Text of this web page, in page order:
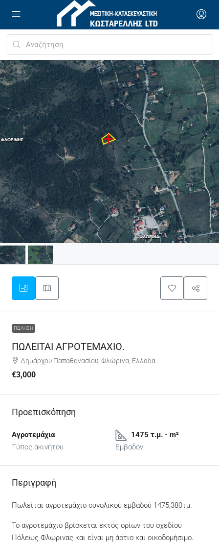
ΠΏΛΗΣΗ
ΠΩΛΕΙΤΑΙ ΑΓΡΟΤΕΜΑΧΙΟ.
Δημάρχου Παπαθανασίου, Φλώρινα, Ελλάδα
€3,000
Προεπισκόπηση
Αγροτεμάχια
Τύπος ακινήτου
1475 τ.μ. - m²
Εμβαδόν
Περιγραφή
Πωλείται αγροτεμάχιο συνολικού εμβαδού 1475,380τμ.
Το αγροτεμάχιο βρίσκεται εκτός ορίων του σχεδίου
Πόλεως Φλώρινας και είναι μη άρτιο και οικοδομήσιμο.